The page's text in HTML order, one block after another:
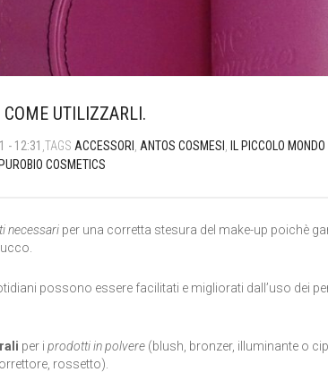
UTILIZZARLI.
- 12:31 ,TAGS ACCESSORI ANTOS COSMESI IL PICCOLO
PUROBIO COSMETICS
necessari per una corretta stesura del make-up poichè
possono essere facilitati e migliorati dall’uso dei
per i prodotti in polvere (blush, bronzer, illuminante o
rossetto).